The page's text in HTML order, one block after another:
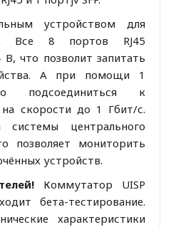
устройством для
Все 8 портов RJ45
что позволит запитать
А при помощи 1
подсоединиться к
скорости до 1 Гбит/с.
системы центрального
позволяет мониторить
устройств.
Коммутатор UISP
бета-тестирование.
характеристики